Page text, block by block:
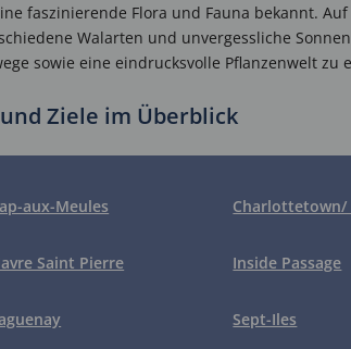
faszinierende Flora und Fauna bekannt.
Walarten und unvergessliche
sowie eine eindrucksvolle Pflanzenwelt zu
Ziele im Überblick
aux-Meules
Charlottetown/
Saint Pierre Inside Passage
Sept-Iles